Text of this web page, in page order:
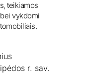
teikiamos
vykdomi
r. sav.